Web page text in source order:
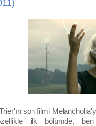
son filmi
ilk bölümde,